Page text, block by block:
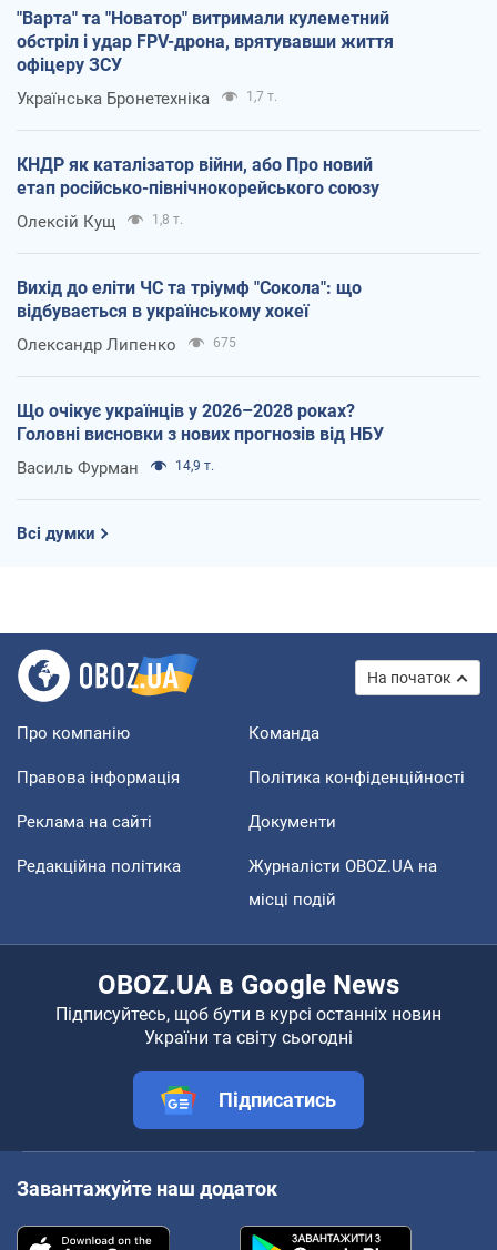
"Варта" та "Новатор" витримали кулеметний
обстріл і удар FPV-дрона, врятувавши життя
офіцеру ЗСУ
Українська Бронетехніка 1,7 т.
КНДР як каталізатор війни, або Про новий
етап російсько-північнокорейського союзу
Олексій Кущ 1,8 т.
Вихід до еліти ЧС та тріумф "Сокола": що
відбувається в українському хокеї
Олександр Липенко 675
Що очікує українців у 2026–2028 роках?
Головні висновки з нових прогнозів від НБУ
Василь Фурман 14,9 т.
Всі думки
На початок
Про компанію Команда
Правова інформація Політика конфіденційності
Реклама на сайті Документи
Редакційна політика
Журналісти OBOZ.UA на
місці подій
OBOZ.UA в Google News
Підписуйтесь, щоб бути в курсі останніх новин
України та світу сьогодні
Підписатись
Завантажуйте наш додаток